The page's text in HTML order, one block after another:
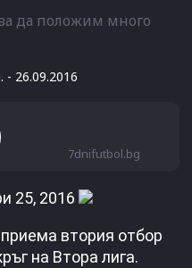
- 26.09.2016
7dnifutbol.bg
25, 2016
втория отбор
на Втора лига.